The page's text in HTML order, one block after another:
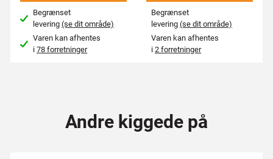
Begrænset
levering(se dit område)
Varen kan afhentes
i78 forretninger
Begrænset
levering(se dit område)
Varen kan afhentes
i2 forretninger
Andre kiggede på